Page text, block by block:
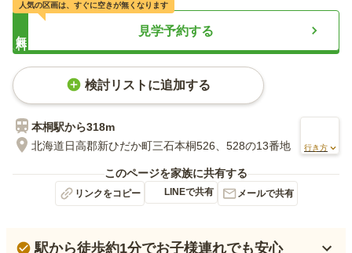
見学予約する
人気の区画は、すぐに空きが無くなります
検討リストに追加する
本桐駅から318m
北海道日高郡新ひだか町三石本桐526、528の13番地
行き方
このページを家族に共有する
リンクをコピー LINEで共有 メールで共有
駅から徒歩約1分でお子様連れでも安心